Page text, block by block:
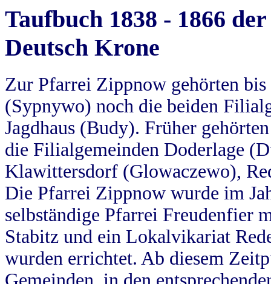
Taufbuch 1838 - 1866
Deutsch Krone
Zur Pfarrei Zippnow gehörten
(Sypnywo) noch die beiden
Jagdhaus (Budy). Früher
die Filialgemeinden Doderlage
Klawittersdorf (Glowaczewo),
Die Pfarrei Zippnow wurde im
selbständige Pfarrei Freudenfier
Stabitz und ein Lokalvikariat
wurden errichtet. Ab diesem